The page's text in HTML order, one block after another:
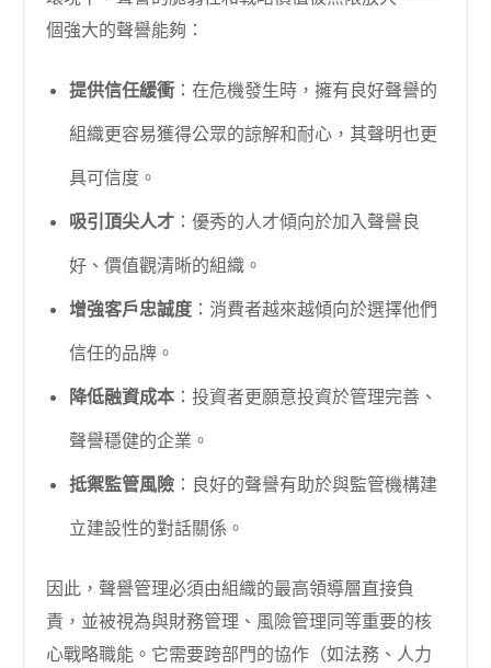
個強大的聲譽能夠：
提供信任緩衝 ：在危機發生時，擁有良好聲譽的
組織更容易獲得公眾的諒解和耐心，其聲明也更
具可信度。
吸引頂尖人才 ：優秀的人才傾向於加入聲譽良
好、價值觀清晰的組織。
增強客戶忠誠度 ：消費者越來越傾向於選擇他們
信任的品牌。
降低融資成本 ：投資者更願意投資於管理完善、
聲譽穩健的企業。
抵禦監管風險 ：良好的聲譽有助於與監管機構建
立建設性的對話關係。
因此，聲譽管理必須由組織的最高領導層直接負
責，並被視為與財務管理、風險管理同等重要的核
心戰略職能。它需要跨部門的協作（如法務、人力